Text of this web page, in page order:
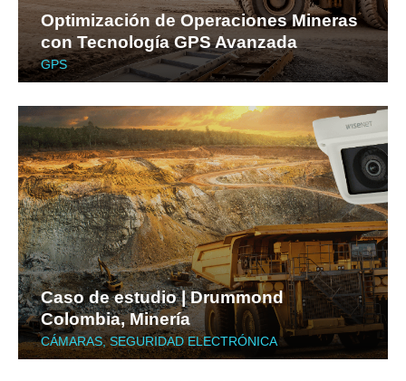
Optimización de Operaciones Mineras
con Tecnología GPS Avanzada
GPS
Caso de estudio | Drummond
Colombia, Minería
CÁMARAS,SEGURIDAD ELECTRÓNICA